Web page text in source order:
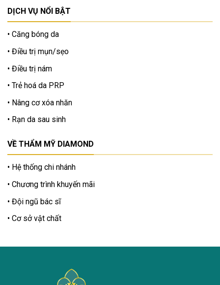
DỊCH VỤ NỔI BẬT
Căng bóng da
Điều trị mụn/sẹo
Điều trị nám
Trẻ hoá da PRP
Nâng cơ xóa nhăn
Rạn da sau sinh
VỀ THẨM MỸ DIAMOND
Hệ thống chi nhánh
Chương trình khuyến mãi
Đội ngũ bác sĩ
Cơ sở vật chất